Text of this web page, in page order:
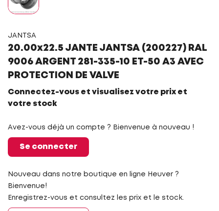
JANTSA
20.00x22.5 JANTE JANTSA (200227) RAL
9006 ARGENT 281-335-10 ET-50 A3 AVEC
PROTECTION DE VALVE
Connectez-vous et visualisez votre prix et
votre stock
Avez-vous déjà un compte ? Bienvenue à nouveau !
Se connecter
Nouveau dans notre boutique en ligne Heuver ?
Bienvenue!
Enregistrez-vous et consultez les prix et le stock.